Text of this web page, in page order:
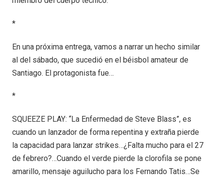
*
En una próxima entrega, vamos a narrar un hecho similar
al del sábado, que sucedió en el béisbol amateur de
Santiago. El protagonista fue…
*
SQUEEZE PLAY: “La Enfermedad de Steve Blass”, es
cuando un lanzador de forma repentina y extraña pierde
la capacidad para lanzar strikes…¿Falta mucho para el 27
de febrero?…Cuando el verde pierde la clorofila se pone
amarillo, mensaje aguilucho para los Fernando Tatis…Se